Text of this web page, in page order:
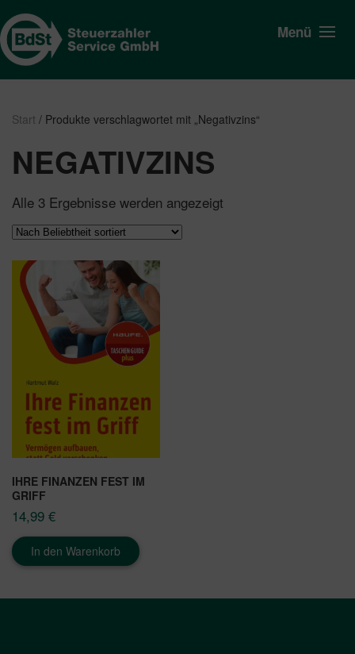
Menü
Start / Produkte verschlagwortet mit „Negativzins“
NEGATIVZINS
Alle 3 Ergebnisse werden angezeigt
IHRE FINANZEN FEST IM
GRIFF
14,99 €
In den Warenkorb